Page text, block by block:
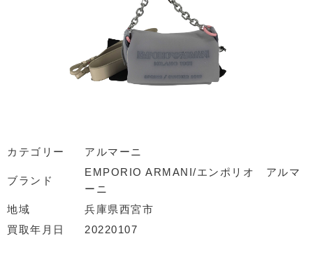
カテゴリー アルマーニ
ブランド
EMPORIO ARMANI/エンポリオ アルマ
ーニ
地域
兵庫県西宮市
買取年月日
20220107